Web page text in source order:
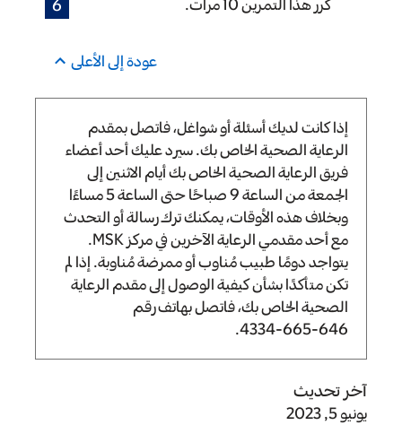
كرر هذا التمرين 10 مرات.
عودة إلى الأعلى
إذا كانت لديك أسئلة أو شواغل، فاتصل بمقدم
الرعاية الصحية الخاص بك. سيرد عليك أحد أعضاء
فريق الرعاية الصحية الخاص بك أيام الاثنين إلى
الجمعة من الساعة9 صباحًا حتى الساعة5 مساءًا
وبخلاف هذه الأوقات، يمكنك ترك رسالة أو التحدث
مع أحد مقدمي الرعاية الآخرين في مركز MSK.
يتواجد دومًا طبيب مُناوب أو ممرضة مُناوبة. إذا لم
تكن متأكدًا بشأن كيفية الوصول إلى مقدم الرعاية
الصحية الخاص بك، فاتصل بهاتف رقم
646-665-4334
.
آخر تحديث
يونيو 5, 2023